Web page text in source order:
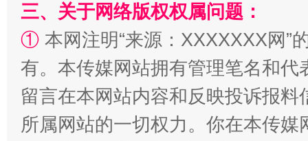
扯下公款旅游的“隐身衣”
三、关于网络版权权属问题：
① 本网注明“来源：XXXXXXX网”
有。本传媒网站拥有管理笔名和
留言在本网站内容和反映投诉报
所属网站的一切权力。你在本传